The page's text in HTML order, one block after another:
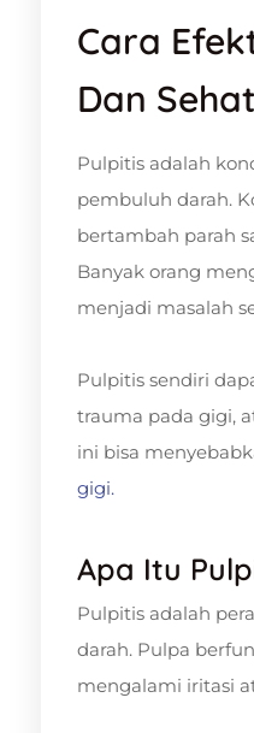
Cara
Dan Sehat
Pulpitis adalah
pembuluh darah.
bertambah parah
Banyak orang
menjadi masalah
Pulpitis sendiri
trauma pada gigi,
ini bisa
gigi.
Apa Itu
Pulpitis adalah
darah. Pulpa
mengalami iritasi